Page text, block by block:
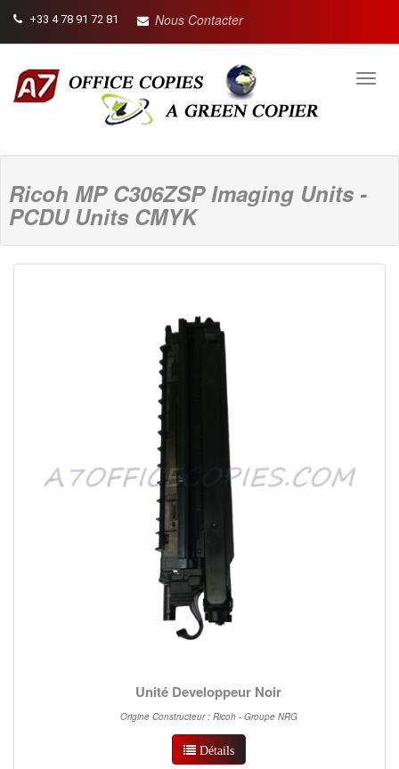
+33 4 78 91 72 81 Nous Contacter
Ricoh MP C306ZSP Imaging Units -
PCDU Units CMYK
Unité Developpeur Noir
Origine Constructeur : Ricoh - Groupe NRG
Détails